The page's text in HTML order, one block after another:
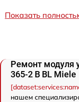
Показать
Ремонт модуля
365-2 B BL Miele
нашем